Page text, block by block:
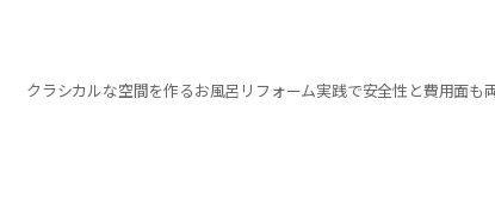
クラシカルな空間を作るお風呂リフォーム実践で安全性と費用面も